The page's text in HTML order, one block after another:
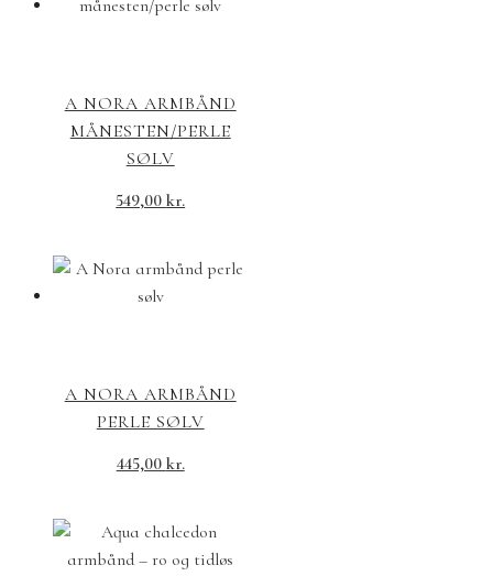
A NORA ARMBÅND
MÅNESTEN/PERLE
SØLV
549,00kr.
A NORA ARMBÅND
PERLE SØLV
445,00 kr.